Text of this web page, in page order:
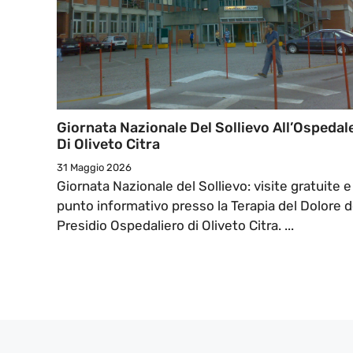
Giornata Nazionale Del Sollievo
Di Oliveto Citra
31 Maggio 2026
Giornata Nazionale del Sollievo: visite gratuite e
punto informativo presso la Terapia del Dolore
Presidio Ospedaliero di Oliveto Citra. ...